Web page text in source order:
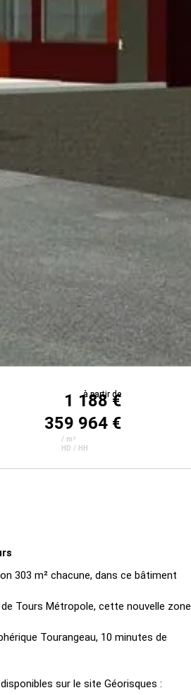
à partir de
1 188 €
à partir de
359 964 €
/ m²
HD / HH
303 m² chacune, dans ce bâtiment
Tours Métropole, cette nouvelle zone
Tourangeau, 10 minutes de
sur le site Géorisques :